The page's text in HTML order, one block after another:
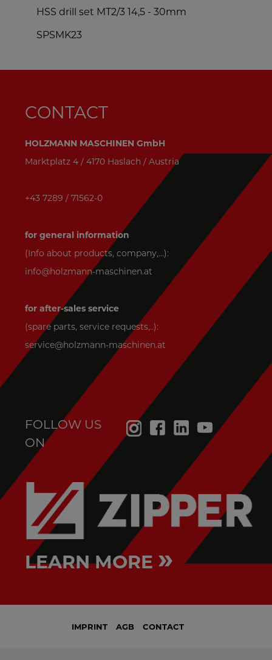
HSS drill set MT2/3 14,5 - 30mm
SPSMK23
CONTACT
HOLZMANN MASCHINEN GmbH
Marktplatz 4 / 4170 Haslach / Austria
+43 7289 / 71562-0
for general information
(Info about products, company,...):
info@holzmann-maschinen.at
for after-sales service
(spare parts, service requests,..):
service@holzmann-maschinen.at
FOLLOW US
ON
LEARN MORE »
IMPRINT AGB CONTACT